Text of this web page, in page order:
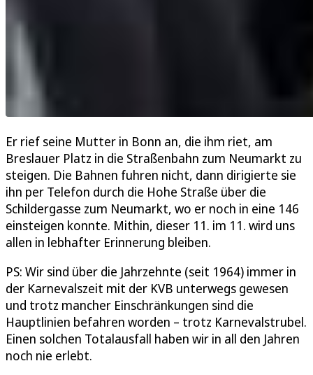
Er rief seine Mutter in Bonn an, die ihm riet, am
Breslauer Platz in die Straßenbahn zum Neumarkt zu
steigen. Die Bahnen fuhren nicht, dann dirigierte sie
ihn per Telefon durch die Hohe Straße über die
Schildergasse zum Neumarkt, wo er noch in eine 146
einsteigen konnte. Mithin, dieser 11. im 11. wird uns
allen in lebhafter Erinnerung bleiben.
PS: Wir sind über die Jahrzehnte (seit 1964) immer in
der Karnevalszeit mit der KVB unterwegs gewesen
und trotz mancher Einschränkungen sind die
Hauptlinien befahren worden – trotz Karnevalstrubel.
Einen solchen Totalausfall haben wir in all den Jahren
noch nie erlebt.